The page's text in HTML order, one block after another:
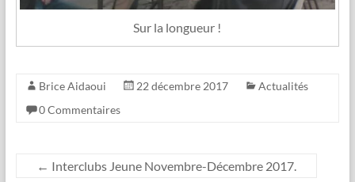
Sur la longueur !
Brice Aidaoui 22 décembre 2017
Actualités
0 Commentaires
← Interclubs Jeune Novembre-Décembre 2017.